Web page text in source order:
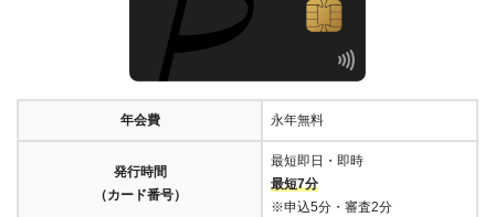
年会費 永年無料
発行時間
（カード番号）
最短即日・即時
最短7分
※申込5分・審査2分